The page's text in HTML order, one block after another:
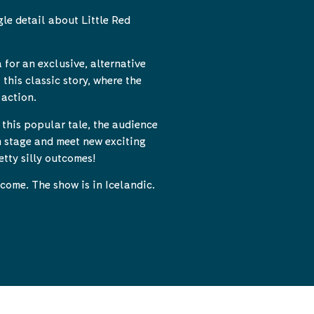
detail about Little Red
an exclusive, alternative
classic story, where the
popular tale, the audience
and meet new exciting
silly outcomes!
The show is in Icelandic.